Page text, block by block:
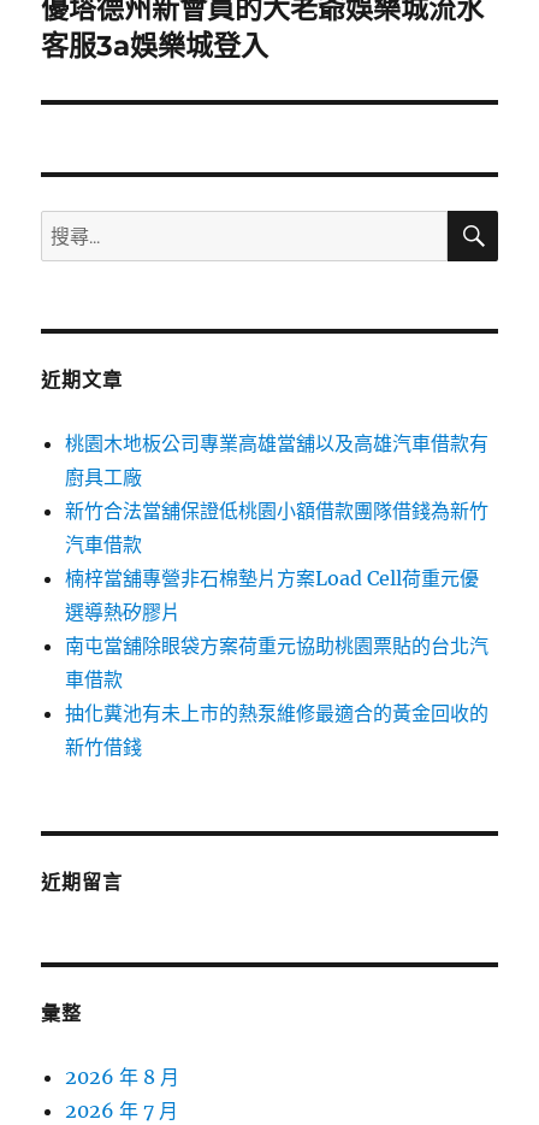
下
一
文
優塔德州新會員的大老爺娛樂城流水
客服3a娛樂城登入
搜
尋
鍵
搜
近期文章
桃園木地板公司專業高雄當舖以及高雄汽車借款有
廚具工廠
新竹合法當舖保證低桃園小額借款團隊借錢為新竹
汽車借款
楠梓當舖專營非石棉墊片方案Load Cell荷重元優
選導熱矽膠片
南屯當舖除眼袋方案荷重元協助桃園票貼的台北汽
車借款
抽化糞池有未上市的熱泵維修最適合的黃金回收的
新竹借錢
近期留言
彙整
2026 年 8 月
2026 年 7 月